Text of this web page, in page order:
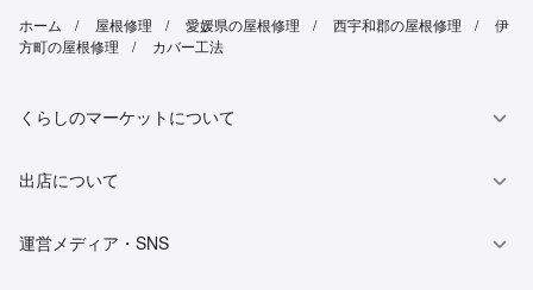
ホーム 屋根修理 愛媛県の屋根修理 西宇和郡の屋根修理
伊
方町の屋根修理
カバー工法
くらしのマーケットについて
出店について
運営メディア・SNS